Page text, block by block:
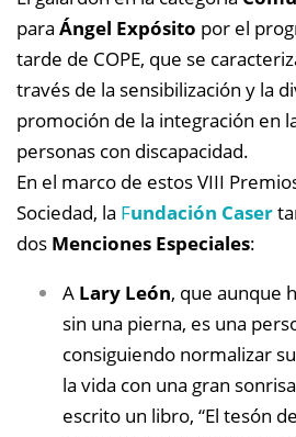
para Ángel Expósito por el
tarde de COPE, que se
través de la sensibilización y la
promoción de la integración en
personas con discapacidad.
En el marco de estos VIII
Sociedad, la Fundación Caser
dos Menciones Especiales:
A Lary León, que aunque
sin una pierna, es una
consiguiendo normalizar
la vida con una gran
escrito un libro, “El tesón